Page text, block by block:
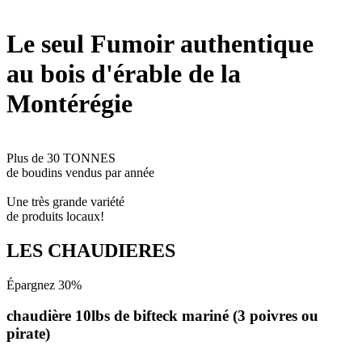
Le seul Fumoir authentique
au bois d'érable de la
Montérégie
Plus de 30 TONNES
de boudins vendus par année
Une très grande variété
de produits locaux!
LES CHAUDIERES
Épargnez 30%
chaudière 10lbs de bifteck mariné (3 poivres ou
pirate)